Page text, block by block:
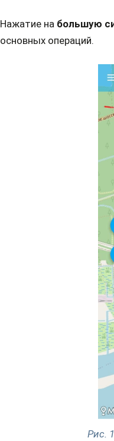
Нажатие на большую
основных операций.
Рис.